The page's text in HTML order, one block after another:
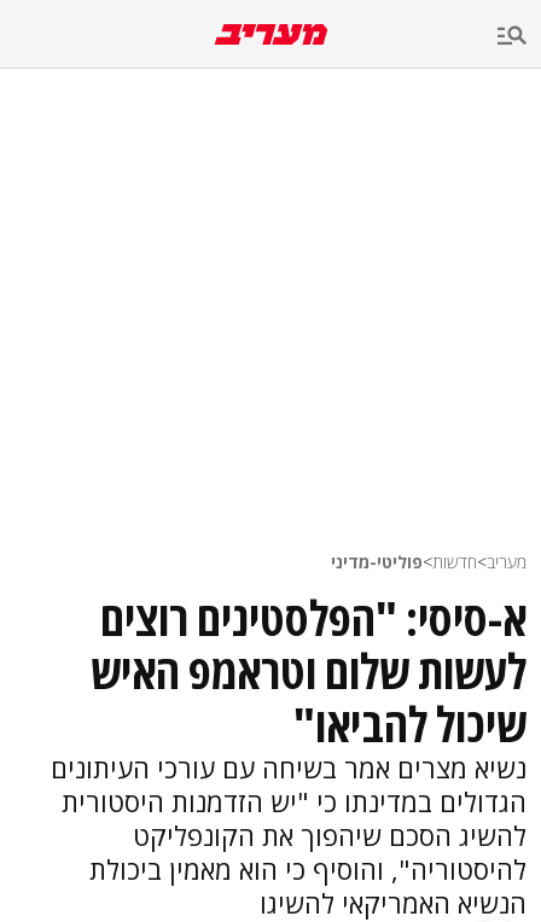
מעריב>חדשות>פוליטי-מדיני
א-סיסי: "הפלסטינים רוצים
לעשות שלום וטראמפ האיש
שיכול להביאו"
נשיא מצרים אמר בשיחה עם עורכי העיתונים
הגדולים במדינתו כי "יש הזדמנות היסטורית
להשיג הסכם שיהפוך את הקונפליקט
להיסטוריה", והוסיף כי הוא מאמין ביכולת
הנשיא האמריקאי להשיגו